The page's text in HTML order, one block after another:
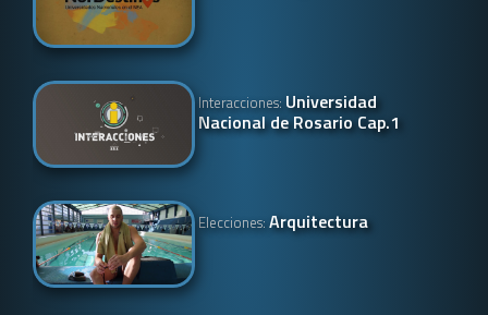
Interacciones: Universidad
Nacional de Rosario Cap.1
Elecciones:Arquitectura